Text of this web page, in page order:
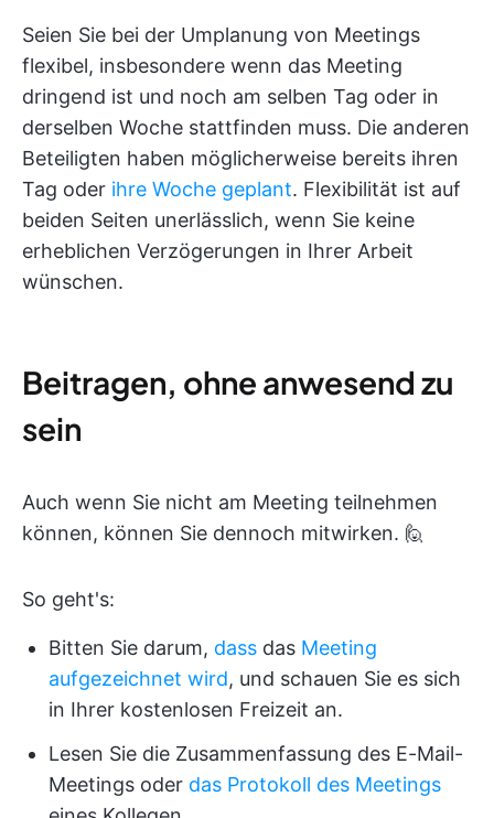
Seien Sie bei der Umplanung von Meetings
flexibel, insbesondere wenn das Meeting
dringend ist und noch am selben Tag oder in
derselben Woche stattfinden muss. Die anderen
Beteiligten haben möglicherweise bereits ihren
Tag oder ihre Woche geplant. Flexibilität ist auf
beiden Seiten unerlässlich, wenn Sie keine
erheblichen Verzögerungen in Ihrer Arbeit
wünschen.
Beitragen, ohne anwesend zu
sein
Auch wenn Sie nicht am Meeting teilnehmen
können, können Sie dennoch mitwirken. 🙋
So geht's:
Bitten Sie darum, dass das Meeting
aufgezeichnet wird, und schauen Sie es sich
in Ihrer kostenlosen Freizeit an.
Lesen Sie die Zusammenfassung des E-Mail-
Meetings oder das Protokoll des Meetings